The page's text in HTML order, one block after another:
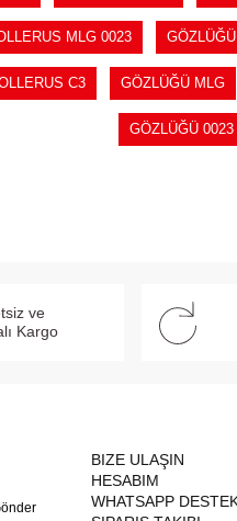
MLG 0023
C3 GÖZLÜĞÜ MLG
GÖZLÜĞÜ 0023
ve
Kargo
BIZE ULAŞIN
HESABIM
WHATSAPP